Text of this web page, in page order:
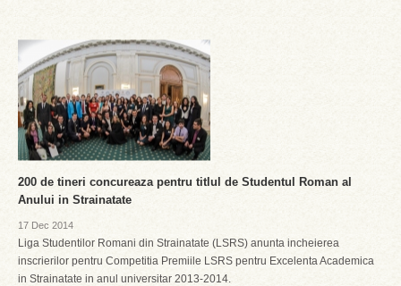
200 de tineri concureaza pentru titlul de Studentul Roman al
Anului in Strainatate
17 Dec 2014
Liga Studentilor Romani din Strainatate (LSRS) anunta incheierea
inscrierilor pentru Competitia Premiile LSRS pentru Excelenta Academica
in Strainatate in anul universitar 2013-2014.